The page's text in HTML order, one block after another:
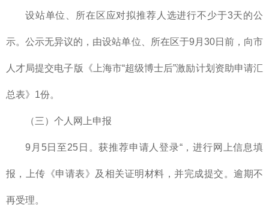
设站单位、所在区应对拟推荐人选进行不少于3天的公
示。公示无异议的，由设站单位、所在区于9月30日前，向市
人才局提交电子版《上海市“超级博士后”激励计划资助申请汇
总表》1份。
（三）个人网上申报
9月5日至25日。获推荐申请人登录“，进行网上信息填
报，上传《申请表》及相关证明材料，并完成提交。逾期不
再受理。